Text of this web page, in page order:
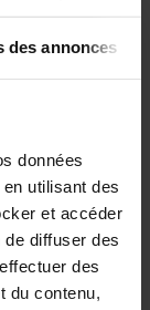
des annonces
données
utilisant des
et accéder
diffuser des
des
du contenu,
étude
votre